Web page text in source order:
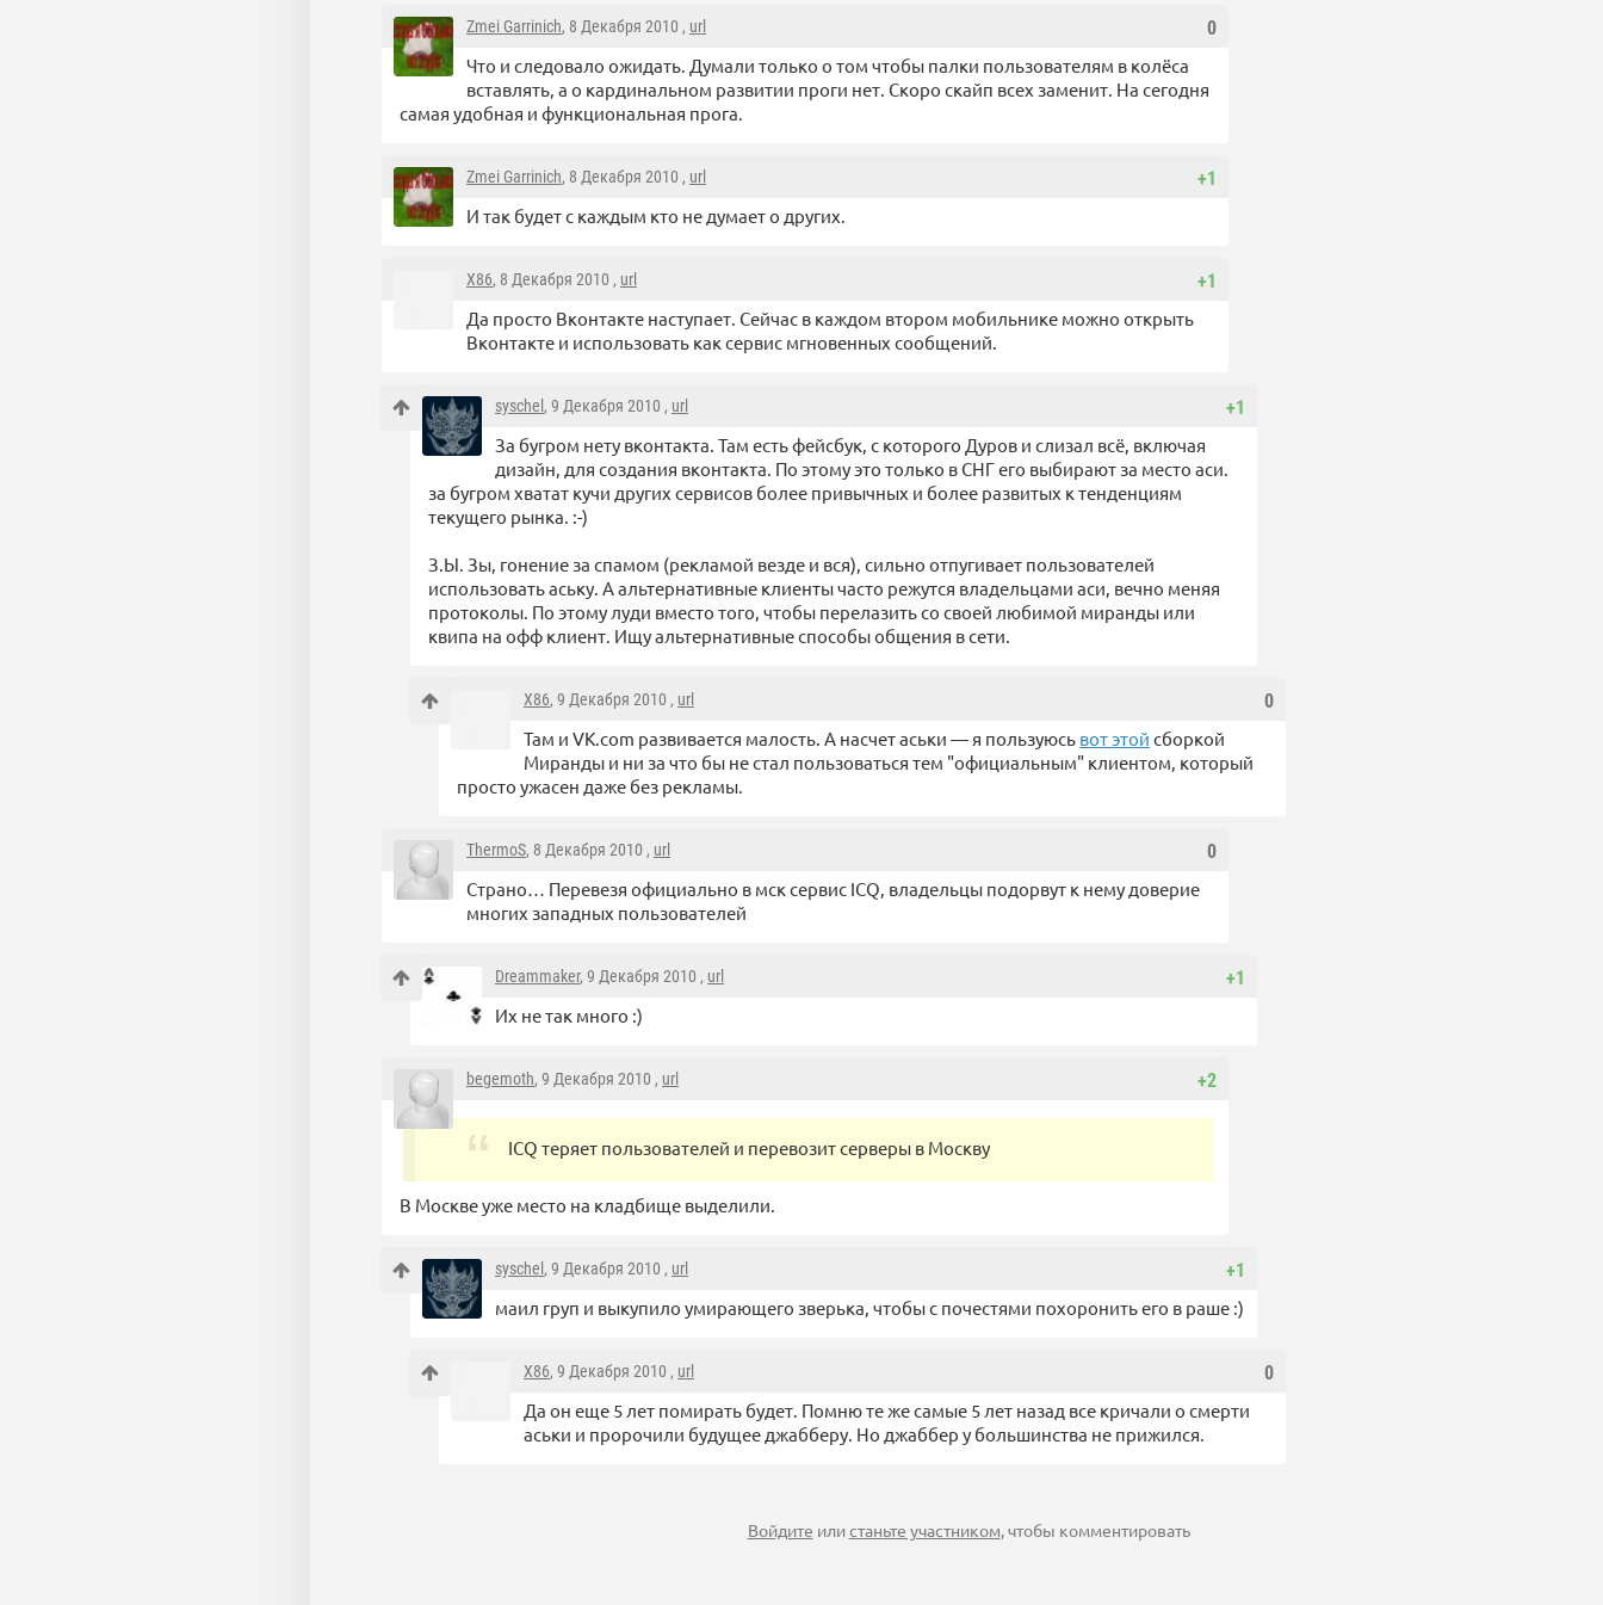
0
Zmei Garrinich, 8 Декабря 2010 , url
Что и следовало ожидать. Думали только о том чтобы палки пользователям в колёса
вставлять, а о кардинальном развитии проги нет. Скоро скайп всех заменит. На сегодня
самая удобная и функциональная прога.
+1
Zmei Garrinich, 8 Декабря 2010 , url
И так будет с каждым кто не думает о других.
+1
X86, 8 Декабря 2010 , url
Да просто Вконтакте наступает. Сейчас в каждом втором мобильнике можно открыть
Вконтакте и использовать как сервис мгновенных сообщений.
+1
syschel , 9 Декабря 2010 , url
За бугром нету вконтакта. Там есть фейсбук, с которого Дуров и слизал всё, включая
дизайн, для создания вконтакта. По этому это только в СНГ его выбирают за место аси.
за бугром хватат кучи других сервисов более привычных и более развитых к тенденциям
текущего рынка. :-)
З.Ы. Зы, гонение за спамом (рекламой везде и вся), сильно отпугивает пользователей
использовать аську. А альтернативные клиенты часто режутся владельцами аси, вечно меняя
протоколы. По этому луди вместо того, чтобы перелазить со своей любимой миранды или
квипа на офф клиент. Ищу альтернативные способы общения в сети.
0
X86, 9 Декабря 2010 , url
Там и VK.com развивается малость. А насчет аськи — я пользуюсь вот этой сборкой
Миранды и ни за что бы не стал пользоваться тем "официальным" клиентом, который
просто ужасен даже без рекламы.
0
ThermoS, 8 Декабря 2010 , url
Страно… Перевезя официально в мск сервис ICQ, владельцы подорвут к нему доверие
многих западных пользователей
+1
Dreammaker, 9 Декабря 2010 , url
Их не так много :)
+2
begemoth, 9 Декабря 2010 , url
ICQ теряет пользователей и перевозит серверы в Москву
В Москве уже место на кладбище выделили.
+1
syschel , 9 Декабря 2010 , url
маил груп и выкупило умирающего зверька, чтобы с почестями похоронить его в раше :)
0
X86, 9 Декабря 2010 , url
Да он еще 5 лет помирать будет. Помню те же самые 5 лет назад все кричали о смерти
аськи и пророчили будущее джабберу. Но джаббер у большинства не прижился.
Войдите илистаньте участником, чтобы комментировать